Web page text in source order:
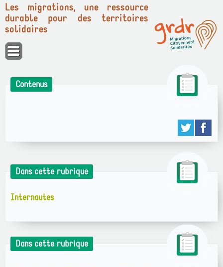
Panneau de gestion des cookies
Les migrations, une ressource
durable pour des territoires
solidaires
Contenus
Dans cette rubrique
Internautes
Dans cette rubrique